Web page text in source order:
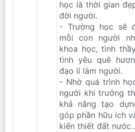
học là thời gian
đời người.
- Trường học sẽ
mỗi con người
khoa học, tình
tình yêu quê
đạo lí làm người.
- Nhờ quá trình
người khi trưởng
khả năng tạo
góp phần hữu ích
kiến thiết đất